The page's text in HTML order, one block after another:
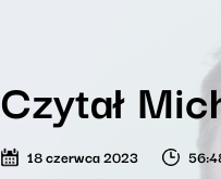
Czytał
18 czerwca 2023